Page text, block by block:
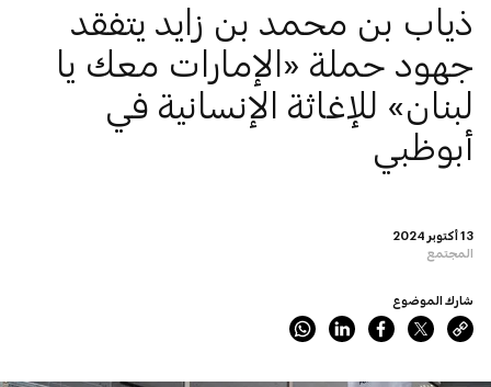
13 أكتوبر 2024
المجتمع
ذياب بن محمد بن زايد يتفقد
جهود حملة «الإمارات معك يا
لبنان» للإغاثة الإنسانية في
أبوظبي
شارك الموضوع